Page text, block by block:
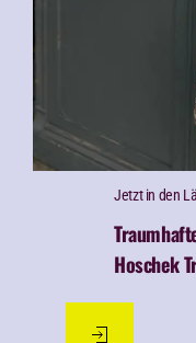
Jetzt in den
Hoschek